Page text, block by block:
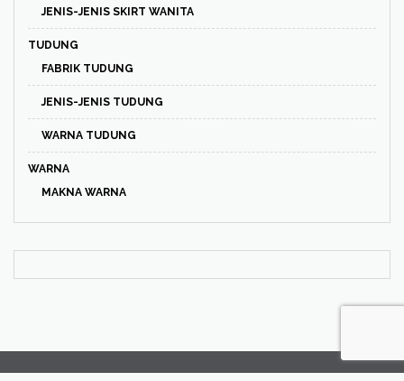
JENIS-JENIS SKIRT WANITA
TUDUNG
FABRIK TUDUNG
JENIS-JENIS TUDUNG
WARNA TUDUNG
WARNA
MAKNA WARNA